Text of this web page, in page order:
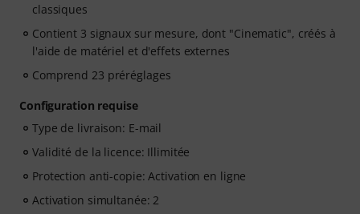
classiques
Contient 3 signaux sur mesure, dont "Cinematic", créés à
l'aide de matériel et d'effets externes
Comprend 23 préréglages
Configuration requise
Type de livraison: E-mail
Validité de la licence: Illimitée
Protection anti-copie: Activation en ligne
Activation simultanée: 2